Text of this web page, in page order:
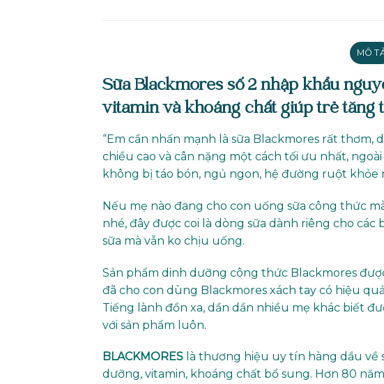
MÔ
Sữa Blackmores số 2 nhập khẩu
vitamin và khoáng chất giúp trẻ tăng
“Em cần nhấn mạnh là sữa Blackmores rất thơm,
chiều cao và cân nặng một cách tối ưu nhất,
không bị táo bón, ngủ ngon, hệ đường ruột khỏe
Nếu mẹ nào đang cho con uống sữa công thức
nhé, đây được coi là dòng sữa dành riêng cho
sữa mà vẫn ko chịu uống.
Sản phẩm dinh dưỡng công thức Blackmores
đã cho con dùng Blackmores xách tay có hiệu
Tiếng lành đồn xa, dần dần nhiều mẹ khác biết
với sản phẩm luôn.
BLACKMORES là thương hiệu uy tín hàng dầu về
dưỡng, vitamin, khoáng chất bổ sung. Hơn 80